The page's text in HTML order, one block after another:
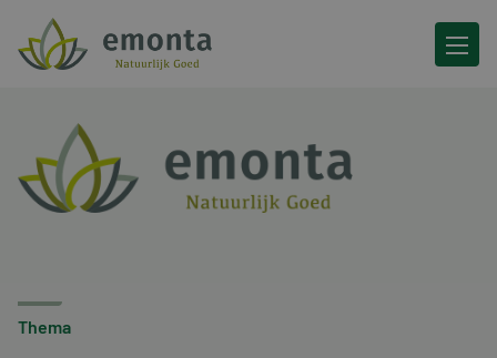
Ga naar de inhoud
Thema